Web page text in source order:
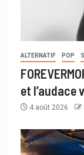
ALTERNATIF POP
et l’audace
4 août 2026